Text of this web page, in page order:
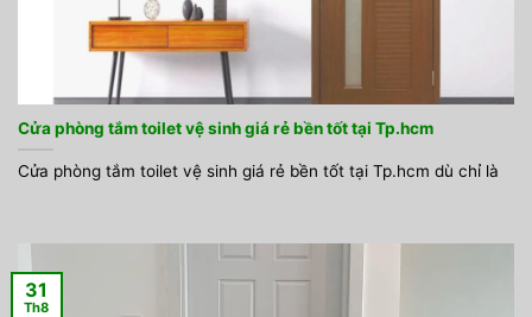
Cửa phòng tắm toilet vệ sinh giá rẻ bền tốt tại Tp.hcm
Cửa phòng tắm toilet vệ sinh giá rẻ bền tốt tại Tp.hcm dù chỉ là
31
Th8